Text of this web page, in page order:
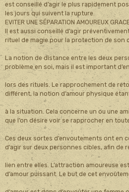
est conseillé d’agir le plus rapidement
les jours qui suivent la rupture.
EVITER UNE SÉPARATION AMOUREUX
Il est aussi conseillé d’agir
rituel de magie pour la protection de son
La notion de distance entre les deux
problème en soi, mais il est important
lors des rituels. Le rapprochement de
différent, la notion d’amour physique
à la situation. Cela concerne un ou une
que l’on désire voir se rapprocher en
Ces deux sortes d’envoutements ont en
d’agir sur deux personnes cibles, afin de
lien entre elles. L’attraction amoureuse
d’amour puissant. Le but de cet